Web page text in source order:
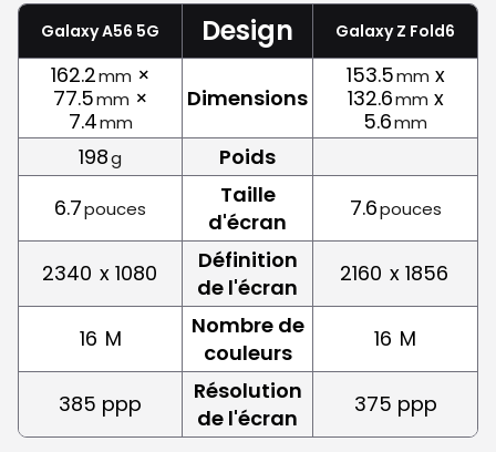
Galaxy A56 5G Design Galaxy Z Fold6
162.2mm ×
77.5mm ×
7.4mm
Dimensions
153.5mm x
132.6mm x
5.6mm
198g
Poids
6.7pouces
Taille
d'écran
7.6pouces
2340 x 1080
Définition
de l'écran
2160 x 1856
16 M
Nombre de
couleurs
16 M
385 ppp
Résolution
de l'écran
375 ppp